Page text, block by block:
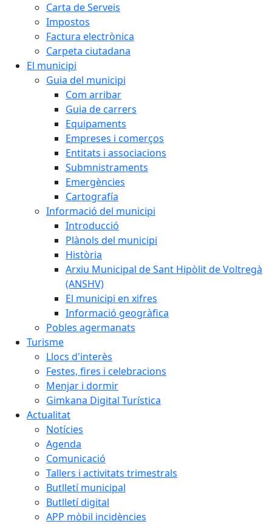
Carta de Serveis
Impostos
Factura electrònica
Carpeta ciutadana
El municipi
Guia del municipi
Com arribar
Guia de carrers
Equipaments
Empreses i comerços
Entitats i associacions
Submnistraments
Emergències
Cartografía
Informació del municipi
Introducció
Plànols del municipi
Història
Arxiu Municipal de Sant Hipòlit de Voltregà
(ANSHV)
El municipi en xifres
Informació geogràfica
Pobles agermanats
Turisme
Llocs d'interès
Festes, fires i celebracions
Menjar i dormir
Gimkana Digital Turística
Actualitat
Notícies
Agenda
Comunicació
Tallers i activitats trimestrals
Butlletí municipal
Butlletí digital
APP mòbil incidències